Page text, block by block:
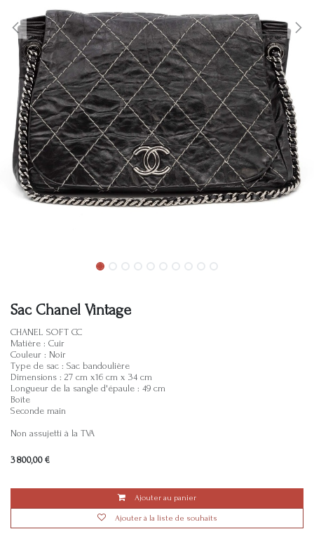
Sac Chanel Vintage
CHANEL SOFT CC
Matière : Cuir
Couleur : Noir
Type de sac : Sac bandoulière
Dimensions : 27 cm x16 cm x 34 cm
Longueur de la sangle d'épaule : 49 cm
Boîte
Seconde main
Non assujetti à la TVA
3 800,00 €
Ajouter au panier
Ajouter à la liste de souhaits